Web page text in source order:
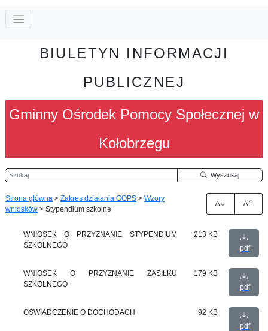
BIULETYN INFORMACJI
PUBLICZNEJ
Gminny Ośrodek Pomocy Społecznej w
Kołobrzegu
Szukaj Wyszukaj
Strona główna > Zakres działania GOPS > Wzory
wniosków > Stypendium szkolne
A A
WNIOSEK O PRZYZNANIE STYPENDIUM
SZKOLNEGO
213 KB
pdf
WNIOSEK O PRZYZNANIE ZASIŁKU
SZKOLNEGO
179 KB
pdf
OŚWIADCZENIE O DOCHODACH
92 KB
pdf